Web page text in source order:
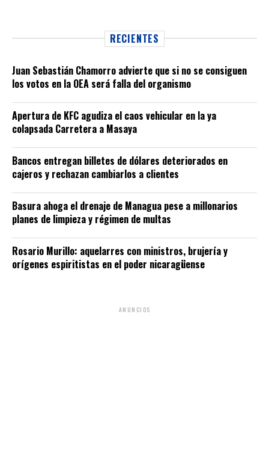
RECIENTES
Juan Sebastián Chamorro advierte que si no se consiguen
los votos en la OEA será falla del organismo
Apertura de KFC agudiza el caos vehicular en la ya
colapsada Carretera a Masaya
Bancos entregan billetes de dólares deteriorados en
cajeros y rechazan cambiarlos a clientes
Basura ahoga el drenaje de Managua pese a millonarios
planes de limpieza y régimen de multas
Rosario Murillo: aquelarres con ministros, brujería y
orígenes espiritistas en el poder nicaragüense
ANUNCIOS